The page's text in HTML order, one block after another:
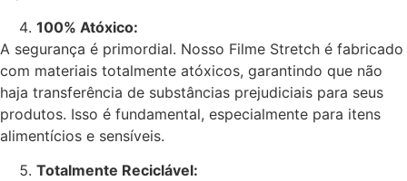
100% Atóxico:
A segurança é primordial. Nosso Filme Stretch é fabricado
com materiais totalmente atóxicos, garantindo que não
haja transferência de substâncias prejudiciais para seus
produtos. Isso é fundamental, especialmente para itens
alimentícios e sensíveis.
Totalmente Reciclável: